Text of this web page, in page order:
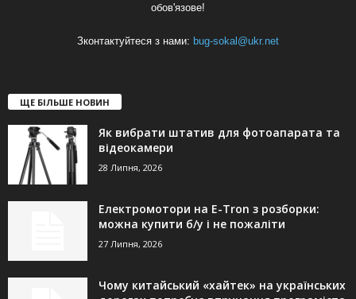
обов'язове!
Зконтактуйтеся з нами: bug-sokal@ukr.net
ЩЕ БІЛЬШЕ НОВИН
Як вибрати штатив для фотоапарата та
відеокамери
28 Липня, 2026
Електромотори на E-Tron з розборки:
можна купити б/у і не пожаліти
27 Липня, 2026
Чому китайський «хайтек» на українських